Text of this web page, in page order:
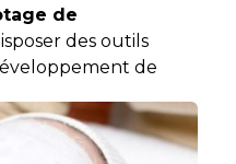
de
des outils
de